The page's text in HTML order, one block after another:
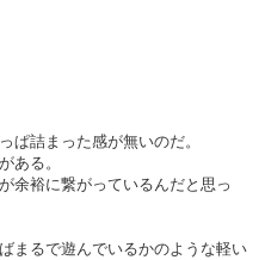
詰まった感が無いのだ。
ある。
余裕に繋がっているんだと思っ
まるで遊んでいるかのような軽い